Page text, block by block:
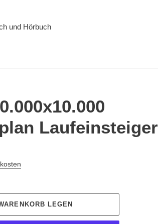
und Hörbuch
Laufeinsteiger
LEGEN